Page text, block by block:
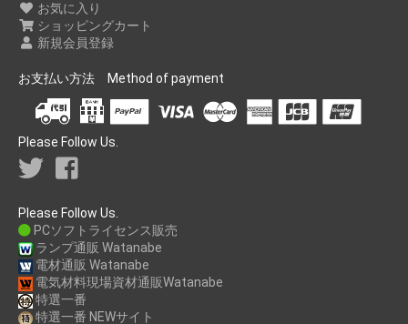
お気に入り
ショッピングカート
新規会員登録
お支払い方法 Method of payment
Please Follow Us.
Please Follow Us.
PCソフトライセンス販売
ランプ通販 Watanabe
電材通販 Watanabe
電気材料現場資材通販Watanabe
特選一番
特選一番 NEWサイト